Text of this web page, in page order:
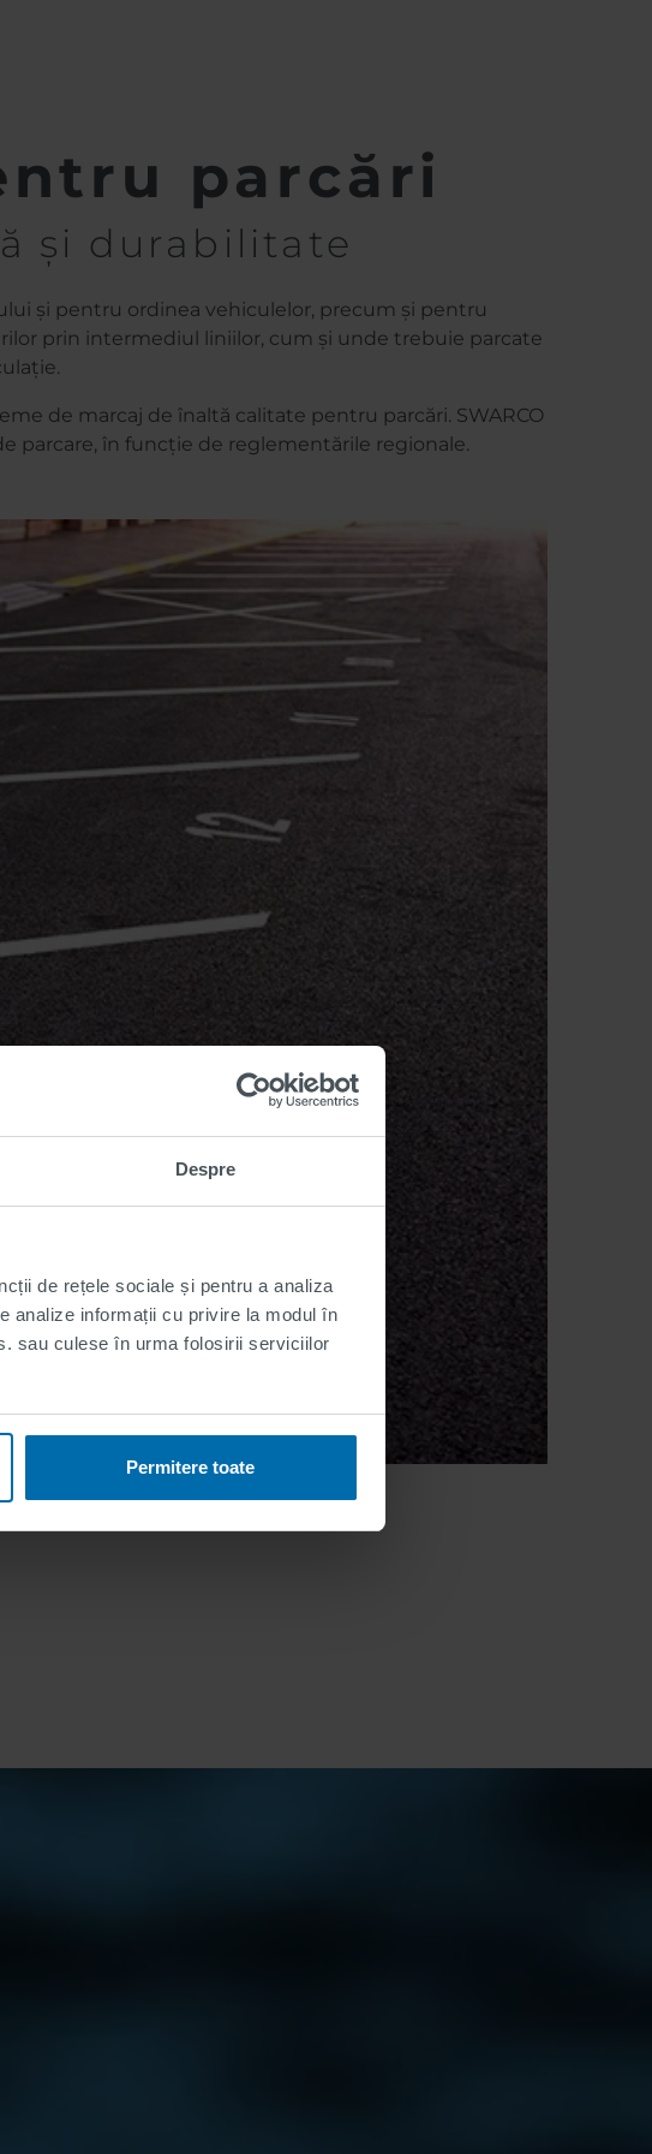
Despre
de rețele sociale și pentru a analiza
analize informații cu privire la modul în
sau culese în urma folosirii serviciilor
Permitere toate
parcări
și durabilitate
și pentru ordinea vehiculelor, precum și pentru
prin intermediul liniilor, cum și unde trebuie parcate
de marcaj de înaltă calitate pentru parcări. SWARCO
parcare, în funcție de reglementările regionale.